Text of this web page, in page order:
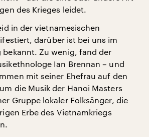
des Krieges leidet.
in der vietnamesischen
darüber ist bei uns im
bekannt. Zu wenig, fand der
Ian Brennan – und
mit seiner Ehefrau auf den
die Musik der Hanoi Masters
Gruppe lokaler Folksänger, die
Erbe des Vietnamkriegs